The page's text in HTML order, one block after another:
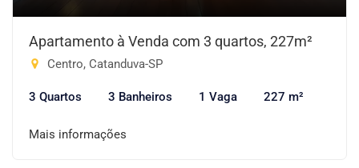
Apartamento à Venda com 3 quartos, 227m²
Centro, Catanduva-SP
3 Quartos 3 Banheiros 1 Vaga 227 m²
Mais informações